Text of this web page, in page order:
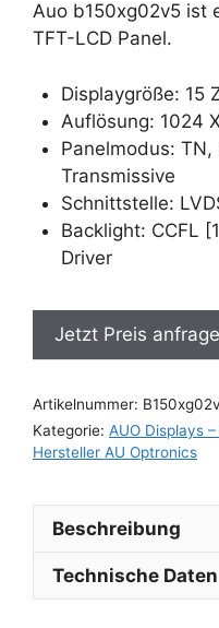
Auo b150xg02v5 ist
TFT-LCD Panel.
Displaygröße: 15
Auflösung: 1024
Panelmodus:
Transmissive
Schnittstelle:
Backlight: CCFL
Driver
Jetzt Preis
Artikelnummer:
Kategorie: AUO Displays
Hersteller AU Optronics
Beschreibung
Technische Daten